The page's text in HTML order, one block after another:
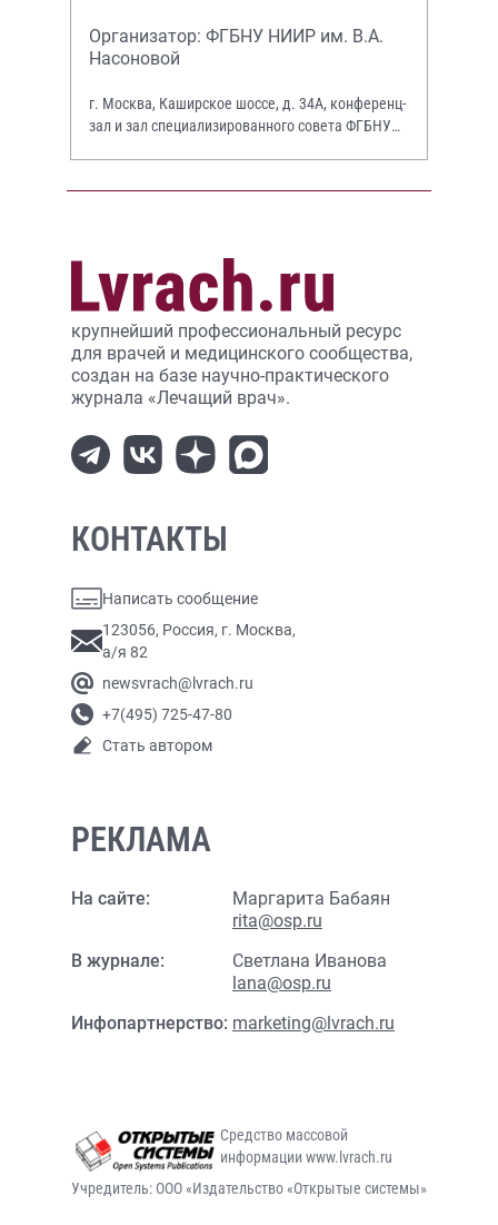
Организатор: ФГБНУ НИИР им. В.А.
Насоновой
г. Москва, Каширское шоссе, д. 34А, конференц-
зал и зал специализированного совета ФГБНУ
крупнейший профессиональный ресурс
для врачей и медицинского сообщества,
создан на базе научно-практического
журнала «Лечащий врач».
КОНТАКТЫ
Написать сообщение
123056, Россия, г. Москва,
а/я 82
newsvrach@lvrach.ru
+7(495) 725-47-80
Стать автором
РЕКЛАМА
На сайте:
Маргарита Бабаян
rita@osp.ru
В журнале:
Светлана Иванова
lana@osp.ru
Инфопартнерство: marketing@lvrach.ru
Средство массовой
информации www.lvrach.ru
Учредитель: ООО «Издательство «Открытые системы»